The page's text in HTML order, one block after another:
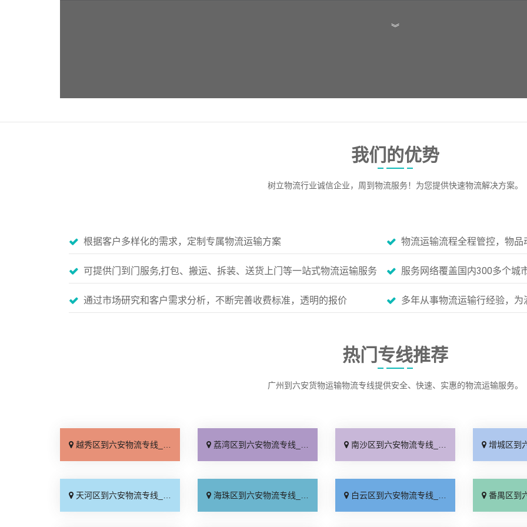
︾
我们的优势
树立物流行业诚信企业，周到物流服务！为您提供快速物流解决方案。
根据客户多样化的需求，定制专属物流运输方案 物流运输流程全程管控，物品
可提供门到门服务,打包、搬运、拆装、送货上门等一站式物流运输服务 服务网络覆盖国内300多个城
通过市场研究和客户需求分析，不断完善收费标准，透明的报价 多年从事物流运输行经验，为
热门专线推荐
广州到六安货物运输物流专线提供安全、快速、实惠的物流运输服务。
越秀区到六安物流专线_定点发车「快速直达」 荔湾区到六安物流专线_保证时效「多少一吨」 南沙区到六安物流专线_来电咨询「托运省心」 增城区到六安物流
天河区到六安物流专线_门到门接送「价格实惠」 海珠区到六安物流专线_不随意加价「送货上门」 白云区到六安物流专线_要几天到「诚信经营」 番禺区到六安物流